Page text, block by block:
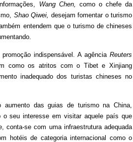
Wang Chen, como o chefe da
Shao Qiwei, desejam fomentar o turismo
entendem que o turismo de chineses
indispensável. A agência Reuters
como os atritos com o Tibet e Xinjiang
inadequado dos turistas chineses no
aumento das guias de turismo na China,
o seu interesse em visitar aquele país que
conta-se com uma infraestrutura adequada
hotéis de categoria internacional como o